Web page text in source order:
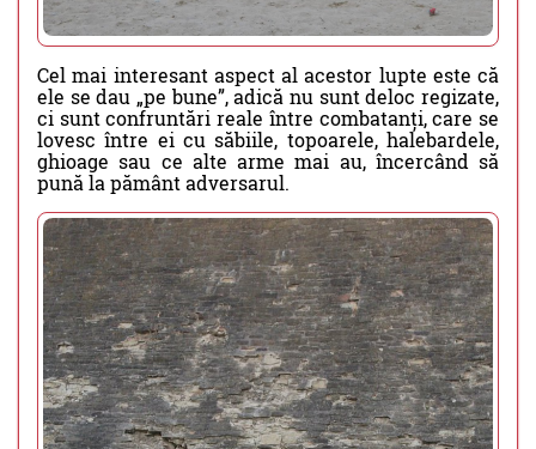
Cel mai interesant aspect al acestor lupte este că
ele se dau „pe bune”, adică nu sunt deloc regizate,
ci sunt confruntări reale între combatanți, care se
lovesc între ei cu săbiile, topoarele, halebardele,
ghioage sau ce alte arme mai au, încercând să
pună la pământ adversarul.